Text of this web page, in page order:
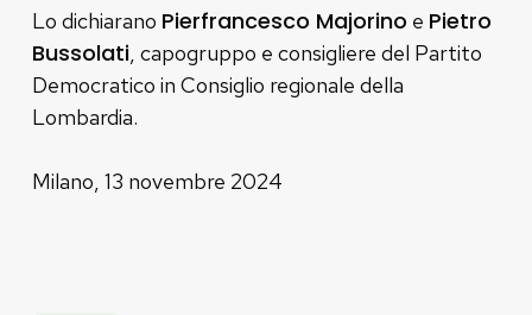
Lo dichiarano Pierfrancesco Majorino e Pietro
Bussolati, capogruppo e consigliere del Partito
Democratico in Consiglio regionale della
Lombardia.
Milano, 13 novembre 2024